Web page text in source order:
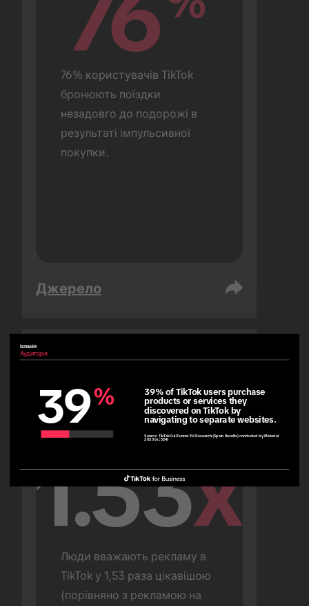
76
76
76% користувачів TikTok
бронюють поїздки
незадовго до подорожі в
результаті імпульсивної
покупки.
Джерело
Об’єднані Арабські Емірати
1.53x
Люди вважають рекламу в
TikTok у 1,53 раза цікавішою
(порівняно з рекламою на
Іспанія
Аудиторія
39% 39% of TikTok users purchase
products or services they
discovered on TikTok by
navigating to separate websites.
Source: TikTok Full Funnel EU Research (Spain Results) conducted by Material
2023 (n=524)